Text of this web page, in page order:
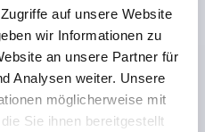
auf unsere Website
wir Informationen zu
an unsere Partner für
Analysen weiter. Unsere
möglicherweise mit
Sie ihnen bereitgestellt
K2217